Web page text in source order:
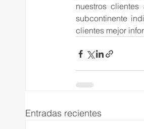
nuestros
subcontinente
clientes mejor
Entradas recientes